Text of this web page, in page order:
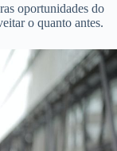
oportunidades do
o quanto antes.